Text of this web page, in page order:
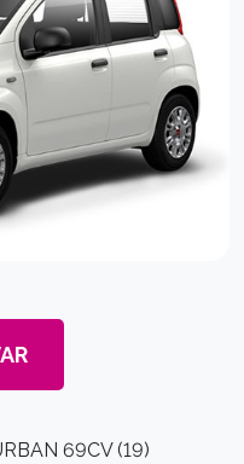
69CV (19)